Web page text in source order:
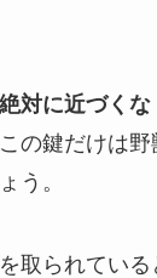
対に近づくな
の鍵だけは野
う。
取られている